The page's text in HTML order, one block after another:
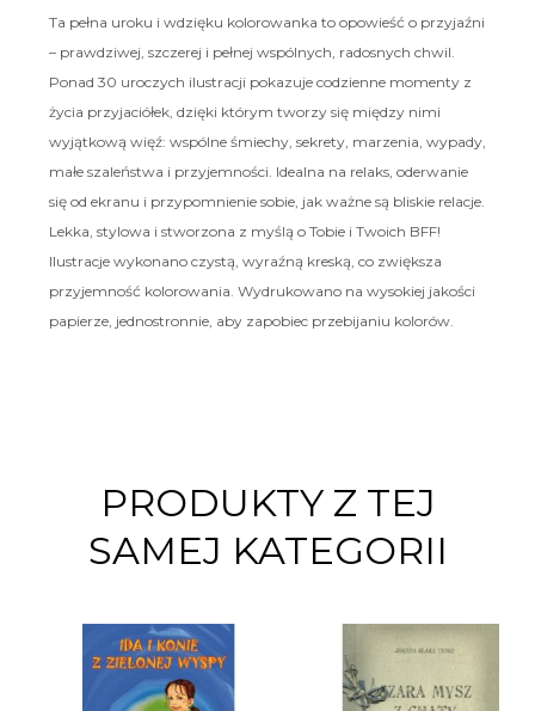
Ta pełna uroku i wdzięku kolorowanka to opowieść o przyjaźni
– prawdziwej, szczerej i pełnej wspólnych, radosnych chwil.
Ponad 30 uroczych ilustracji pokazuje codzienne momenty z
życia przyjaciółek, dzięki którym tworzy się między nimi
wyjątkową więź: wspólne śmiechy, sekrety, marzenia, wypady,
małe szaleństwa i przyjemności. Idealna na relaks, oderwanie
się od ekranu i przypomnienie sobie, jak ważne są bliskie relacje.
Lekka, stylowa i stworzona z myślą o Tobie i Twoich BFF!
Ilustracje wykonano czystą, wyraźną kreską, co zwiększa
przyjemność kolorowania. Wydrukowano na wysokiej jakości
papierze, jednostronnie, aby zapobiec przebijaniu kolorów.
PRODUKTY Z TEJ
SAMEJ KATEGORII